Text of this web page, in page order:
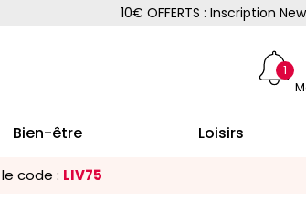
10€ OFFERTS : Inscription
1
Bien-être Loisirs
code : LIV75